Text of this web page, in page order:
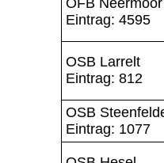
Eintrag: 4595
OSB Larrelt
Eintrag: 812
OSB
Eintrag: 1077